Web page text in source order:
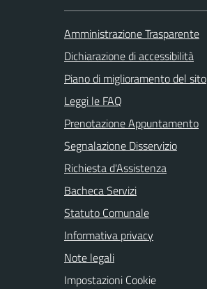
Amministrazione Trasparente
Dichiarazione di accessibilità
Piano di miglioramento del sito
Leggi le FAQ
Prenotazione Appuntamento
Segnalazione Disservizio
Richiesta d'Assistenza
Bacheca Servizi
Statuto Comunale
Informativa privacy
Note legali
Impostazioni Cookie